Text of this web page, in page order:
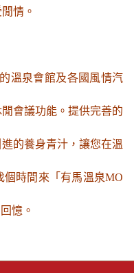
情。
溫泉會館及各國風情汽
會議功能。提供完善的
的養身青汁，讓您在溫
時間來「有馬溫泉MO
憶。